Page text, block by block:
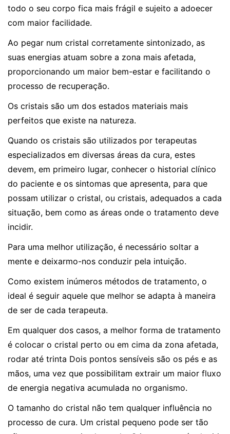
todo o seu corpo fica mais frágil e sujeito a adoecer
com maior facilidade.
Ao pegar num cristal corretamente sintonizado, as
suas energias atuam sobre a zona mais afetada,
proporcionando um maior bem-estar e facilitando o
processo de recuperação.
Os cristais são um dos estados materiais mais
perfeitos que existe na natureza.
Quando os cristais são utilizados por terapeutas
especializados em diversas áreas da cura, estes
devem, em primeiro lugar, conhecer o historial clínico
do paciente e os sintomas que apresenta, para que
possam utilizar o cristal, ou cristais, adequados a cada
situação, bem como as áreas onde o tratamento deve
incidir.
Para uma melhor utilização, é necessário soltar a
mente e deixarmo-nos conduzir pela intuição.
Como existem inúmeros métodos de tratamento, o
ideal é seguir aquele que melhor se adapta à maneira
de ser de cada terapeuta.
Em qualquer dos casos, a melhor forma de tratamento
é colocar o cristal perto ou em cima da zona afetada,
rodar até trinta Dois pontos sensíveis são os pés e as
mãos, uma vez que possibilitam extrair um maior fluxo
de energia negativa acumulada no organismo.
O tamanho do cristal não tem qualquer influência no
processo de cura. Um cristal pequeno pode ser tão